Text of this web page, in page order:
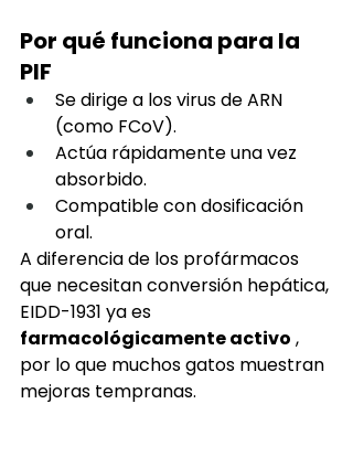
Por qué funciona para la
PIF
Se dirige a los virus de ARN
(como FCoV).
Actúa rápidamente una vez
absorbido.
Compatible con dosificación
oral.
A diferencia de los profármacos
que necesitan conversión hepática,
EIDD-1931 ya es
farmacológicamente activo ,
por lo que muchos gatos muestran
mejoras tempranas.